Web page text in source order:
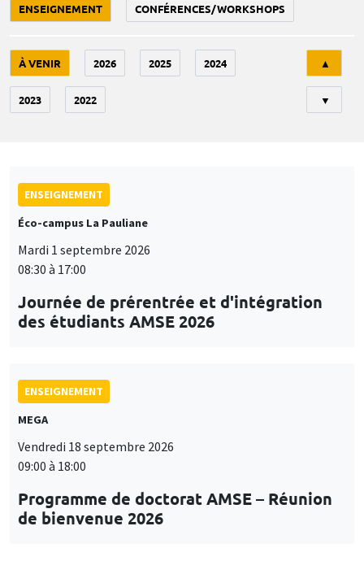
ENSEIGNEMENT CONFÉRENCES/WORKSHOPS
À VENIR 2026 2025 2024
2023 2022
▲
▼
ENSEIGNEMENT
Éco-campus La Pauliane
Mardi 1 septembre 2026
08:30 à 17:00
Journée de prérentrée et d'intégration
des étudiants AMSE 2026
ENSEIGNEMENT
MEGA
Vendredi 18 septembre 2026
09:00 à 18:00
Programme de doctorat AMSE – Réunion
de bienvenue 2026